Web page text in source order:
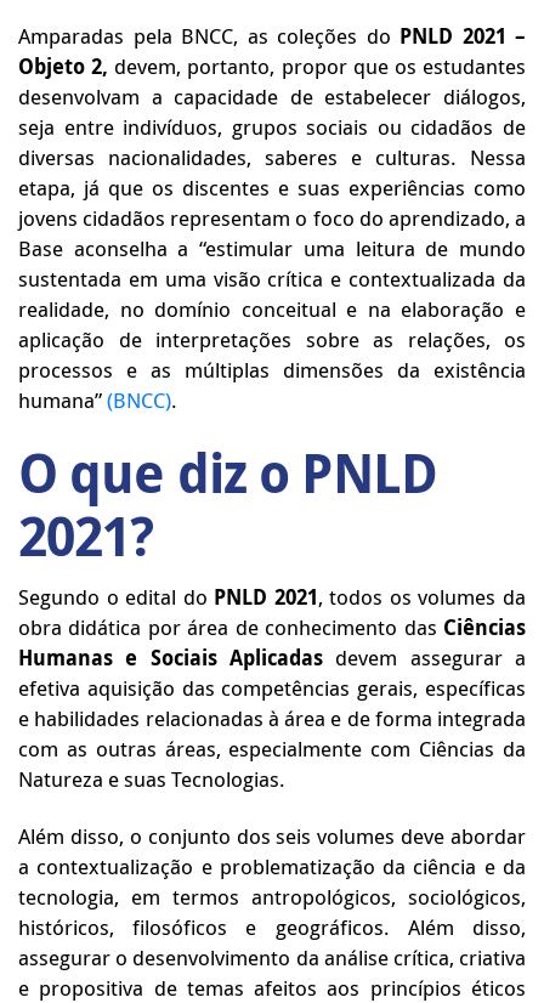
Amparadas pela BNCC, as coleções do PNLD 2021 –
Objeto 2, devem, portanto, propor que os estudantes
desenvolvam a capacidade de estabelecer diálogos,
seja entre indivíduos, grupos sociais ou cidadãos de
diversas nacionalidades, saberes e culturas. Nessa
etapa, já que os discentes e suas experiências como
jovens cidadãos representam o foco do aprendizado, a
Base aconselha a “estimular uma leitura de mundo
sustentada em uma visão crítica e contextualizada da
realidade, no domínio conceitual e na elaboração e
aplicação de interpretações sobre as relações, os
processos e as múltiplas dimensões da existência
humana”(BNCC).
O que diz o PNLD
2021?
Segundo o edital do PNLD 2021, todos os volumes da
obra didática por área de conhecimento das Ciências
Humanas e Sociais Aplicadas devem assegurar a
efetiva aquisição das competências gerais, específicas
e habilidades relacionadas à área e de forma integrada
com as outras áreas, especialmente com Ciências da
Natureza e suas Tecnologias.
Além disso, o conjunto dos seis volumes deve abordar
a contextualização e problematização da ciência e da
tecnologia, em termos antropológicos, sociológicos,
históricos, filosóficos e geográficos. Além disso,
assegurar o desenvolvimento da análise crítica, criativa
e propositiva de temas afeitos aos princípios éticos